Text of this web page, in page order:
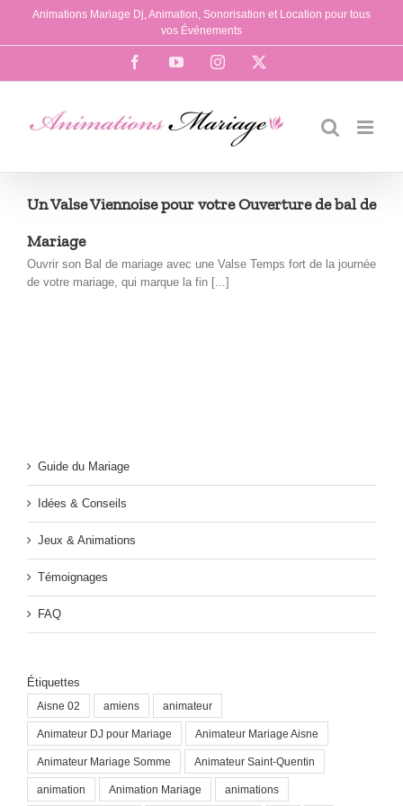
Passer
contenu
Animations Mariage Dj, Animation, Sonorisation et Location pour tous
vos Événements
FacebookYouTubeInstagram
Un Valse Viennoise pour votre Ouverture de bal de
Mariage
Ouvrir son Bal de mariage avec une Valse Temps fort de la journée
de votre mariage, qui marque la fin [...]
Guide du Mariage
Idées & Conseils
Jeux & Animations
Témoignages
FAQ
Étiquettes
Aisne 02 amiens animateur
Animateur DJ pour Mariage Animateur Mariage Aisne
Animateur Mariage Somme Animateur Saint-Quentin
animation Animation Mariage animations